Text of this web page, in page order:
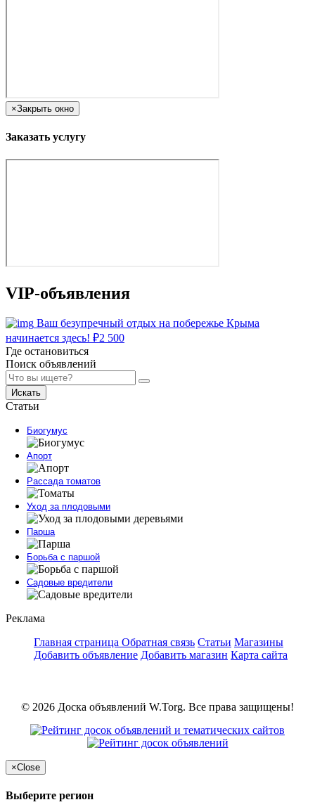
×Закрыть окно
Заказать услугу
VIP-объявления
Ваш безупречный отдых на побережье Крыма
начинается здесь! ₽2 500
Где остановиться
Поиск объявлений
Искать
Статьи
Биогумус
Апорт
Рассада томатов
Уход за плодовыми
Парша
Борьба с паршой
Садовые вредители
Реклама
Главная страница Обратная связь Статьи Магазины
Добавить объявление Добавить магазин Карта сайта
© 2026 Доска объявлений W.Torg. Все права защищены!
×Close
Выберите регион